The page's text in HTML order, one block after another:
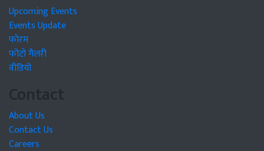
Upcoming Events
Events Update
फोरम
फोटो गैलरी
वीडियो
Contact
About Us
Contact Us
Careers